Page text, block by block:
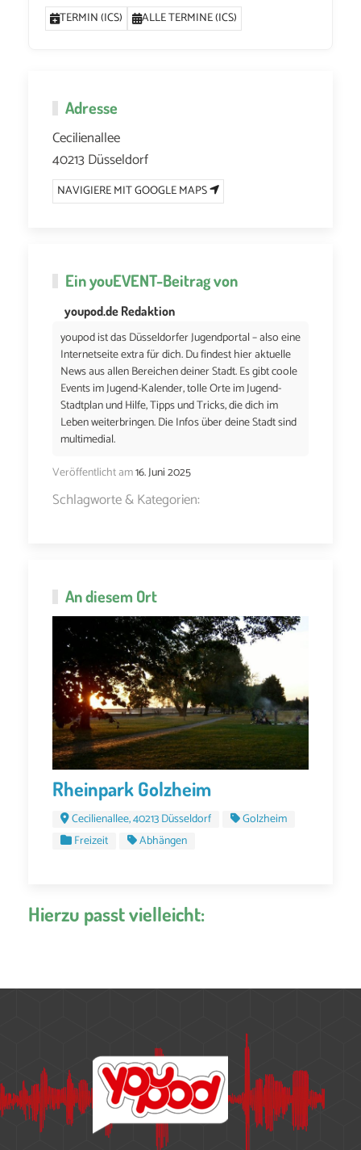
TERMIN (ICS) ALLE TERMINE (ICS)
Adresse
Cecilienallee
40213 Düsseldorf
NAVIGIERE MIT GOOGLE MAPS
EinyouEVENT-Beitrag von
youpod.de Redaktion
youpod ist das Düsseldorfer Jugendportal – also eine
Internetseite extra für dich. Du findest hier aktuelle
News aus allen Bereichen deiner Stadt. Es gibt coole
Events im Jugend-Kalender, tolle Orte im Jugend-
Stadtplan und Hilfe, Tipps und Tricks, die dich im
Leben weiterbringen. Die Infos über deine Stadt sind
multimedial.
Veröffentlicht am16. Juni 2025
Schlagworte & Kategorien:
An diesem Ort
Rheinpark Golzheim
Cecilienallee, 40213 Düsseldorf
Golzheim
Freizeit
Abhängen
Hierzu passt vielleicht: